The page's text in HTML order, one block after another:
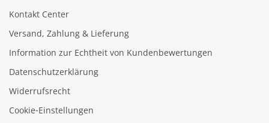
Kontakt Center
Versand, Zahlung & Lieferung
Information zur Echtheit von Kundenbewertungen
Datenschutzerklärung
Widerrufsrecht
Cookie‑Einstellungen